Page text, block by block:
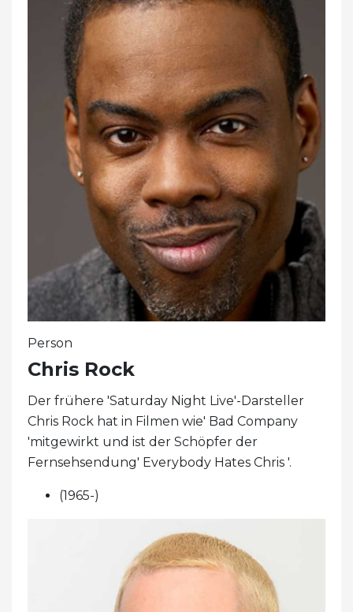
Person
Chris Rock
Der frühere 'Saturday Night Live'-Darsteller
Chris Rock hat in Filmen wie' Bad Company
'mitgewirkt und ist der Schöpfer der
Fernsehsendung' Everybody Hates Chris '.
(1965-)